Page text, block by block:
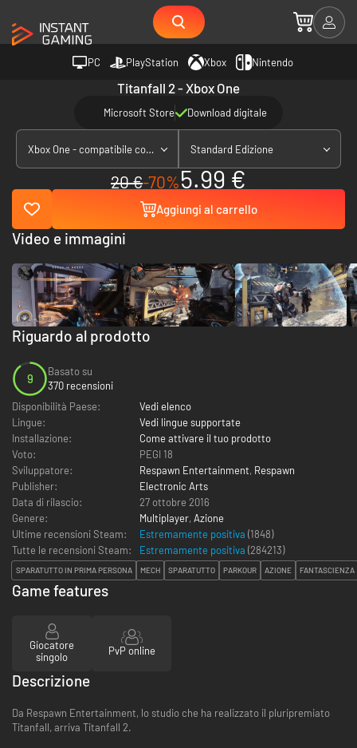
PC PlayStation Xbox Nintendo
Titanfall 2 - Xbox One
Microsoft Store Download digitale
Xbox One - compatibile con Xbox Series X|S Standard Edizione
20 €-70%5.99 €
Aggiungi al carrello
Riguardo al prodotto
9
Basato su
370 recensioni
Disponibilità Paese:
Vedi elenco
Lingue:
Vedi lingue supportate
Installazione:
Come attivare il tuo prodotto
Voto:
PEGI 18
Sviluppatore:
Respawn Entertainment, Respawn
Publisher:
Electronic Arts
Data di rilascio:
27 ottobre 2016
Genere:
Multiplayer, Azione
Ultime recensioni Steam:
Estremamente positiva (1848)
Tutte le recensioni Steam:
Estremamente positiva (284213)
SPARATUTTO IN PRIMA PERSONA MECH SPARATUTTO PARKOUR AZIONE FANTASCIENZA
Video e immagini
Game features
Giocatore
singolo
PvP online
Descrizione
Da Respawn Entertainment, lo studio che ha realizzato il pluripremiato
Titanfall, arriva Titanfall 2.